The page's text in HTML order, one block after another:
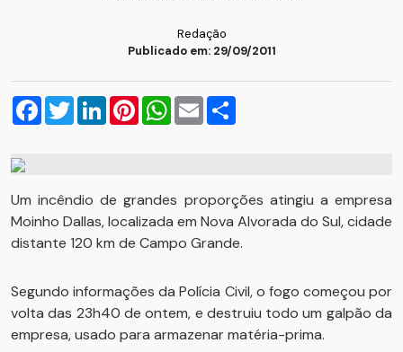
Redação
Publicado em: 29/09/2011
Facebook
TwitterLinkedInPinterestWhatsApp
Email
Um incêndio de grandes proporções atingiu a empresa
Moinho Dallas, localizada em Nova Alvorada do Sul, cidade
distante 120 km de Campo Grande.
Segundo informações da Polícia Civil, o fogo começou por
volta das 23h40 de ontem, e destruiu todo um galpão da
empresa, usado para armazenar matéria-prima.